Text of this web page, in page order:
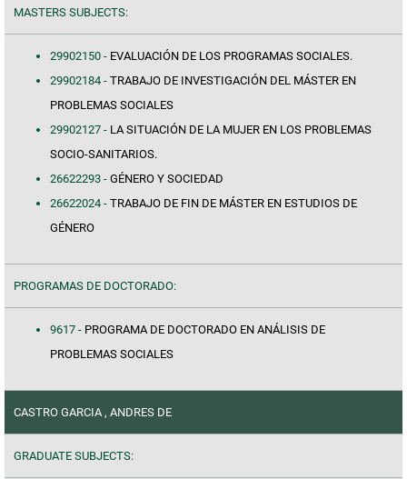
MASTERS SUBJECTS:
29902150 - EVALUACIÓN DE LOS PROGRAMAS SOCIALES.
29902184 - TRABAJO DE INVESTIGACIÓN DEL MÁSTER EN
PROBLEMAS SOCIALES
29902127 - LA SITUACIÓN DE LA MUJER EN LOS PROBLEMAS
SOCIO-SANITARIOS.
26622293 - GÉNERO Y SOCIEDAD
26622024 - TRABAJO DE FIN DE MÁSTER EN ESTUDIOS DE
GÉNERO
PROGRAMAS DE DOCTORADO:
9617 - PROGRAMA DE DOCTORADO EN ANÁLISIS DE
PROBLEMAS SOCIALES
CASTRO GARCIA , ANDRES DE
GRADUATE SUBJECTS: